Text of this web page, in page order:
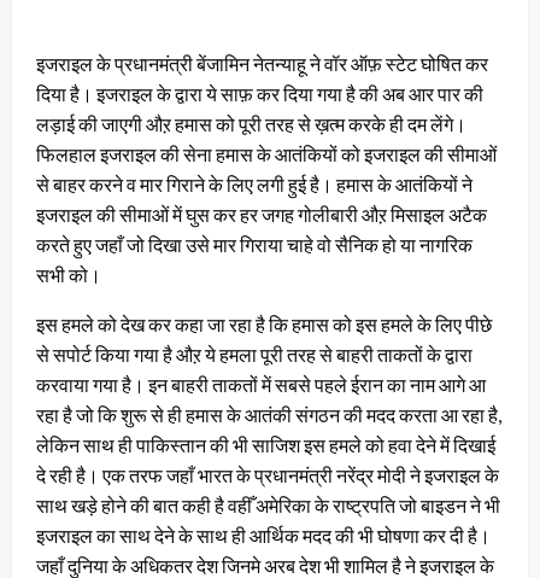
इजराइल के प्रधानमंत्री बेंजामिन नेतन्याहू ने वॉर ऑफ़ स्टेट घोषित कर
दिया है। इजराइल के द्वारा ये साफ़ कर दिया गया है की अब आर पार की
लड़ाई की जाएगी औऱ हमास को पूरी तरह से ख़त्म करके ही दम लेंगे।
फिलहाल इजराइल की सेना हमास के आतंकियों को इजराइल की सीमाओं
से बाहर करने व मार गिराने के लिए लगी हुई है। हमास के आतंकियों ने
इजराइल की सीमाओं में घुस कर हर जगह गोलीबारी औऱ मिसाइल अटैक
करते हुए जहाँ जो दिखा उसे मार गिराया चाहे वो सैनिक हो या नागरिक
सभी को।
इस हमले को देख कर कहा जा रहा है कि हमास को इस हमले के लिए पीछे
से सपोर्ट किया गया है औऱ ये हमला पूरी तरह से बाहरी ताकतों के द्वारा
करवाया गया है। इन बाहरी ताकतों में सबसे पहले ईरान का नाम आगे आ
रहा है जो कि शुरू से ही हमास के आतंकी संगठन की मदद करता आ रहा है,
लेकिन साथ ही पाकिस्तान की भी साजिश इस हमले को हवा देने में दिखाई
दे रही है। एक तरफ जहाँ भारत के प्रधानमंत्री नरेंद्र मोदी ने इजराइल के
साथ खड़े होने की बात कही है वहीँ अमेरिका के राष्ट्रपति जो बाइडन ने भी
इजराइल का साथ देने के साथ ही आर्थिक मदद की भी घोषणा कर दी है।
जहाँ दुनिया के अधिकतर देश जिनमे अरब देश भी शामिल है ने इजराइल के